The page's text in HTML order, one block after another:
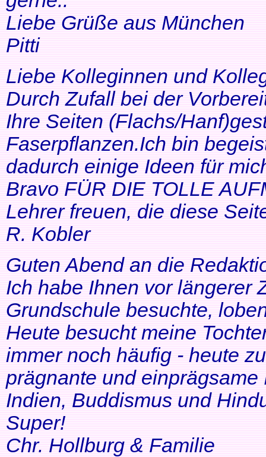
Liebe Grüße aus München
Pitti
Liebe Kolleginnen und
Durch Zufall bei der
Ihre Seiten (Flachs/
Faserpflanzen.Ich bin
dadurch einige Ideen für
Bravo FÜR DIE TOLLE
Lehrer freuen, die diese
R. Kobler
Guten Abend an die
Ich habe Ihnen vor längerer
Grundschule besuchte,
Heute besucht meine
immer noch häufig - heute
prägnante und
Indien, Buddismus und
Super!
Chr. Hollburg & Familie